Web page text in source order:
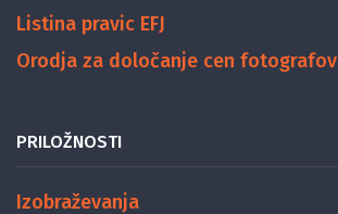
Listina pravic EFJ
Orodja za določanje cen fotografov
PRILOŽNOSTI
Izobraževanja